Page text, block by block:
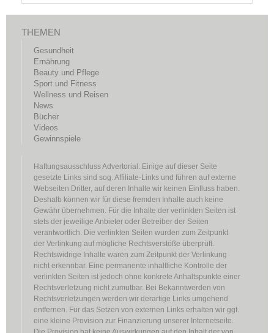
THEMEN
Gesundheit
Ernährung
Beauty und Pflege
Sport und Fitness
Wellness und Reisen
News
Bücher
Videos
Gewinnspiele
Haftungsausschluss Advertorial: Einige auf dieser Seite
gesetzte Links sind sog. Affiliate-Links und führen auf externe
Webseiten Dritter, auf deren Inhalte wir keinen Einfluss haben.
Deshalb können wir für diese fremden Inhalte auch keine
Gewähr übernehmen. Für die Inhalte der verlinkten Seiten ist
stets der jeweilige Anbieter oder Betreiber der Seiten
verantwortlich. Die verlinkten Seiten wurden zum Zeitpunkt
der Verlinkung auf mögliche Rechtsverstöße überprüft.
Rechtswidrige Inhalte waren zum Zeitpunkt der Verlinkung
nicht erkennbar. Eine permanente inhaltliche Kontrolle der
verlinkten Seiten ist jedoch ohne konkrete Anhaltspunkte einer
Rechtsverletzung nicht zumutbar. Bei Bekanntwerden von
Rechtsverletzungen werden wir derartige Links umgehend
entfernen. Für das Setzen von externen Links erhalten wir ggf.
eine kleine Provision zur Finanzierung unserer Internetseite.